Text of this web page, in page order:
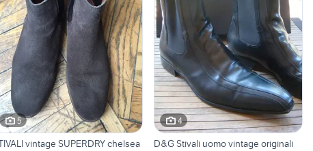
5
vintage SUPERDRY chelsea
4
D&G Stivali uomo vintage originali